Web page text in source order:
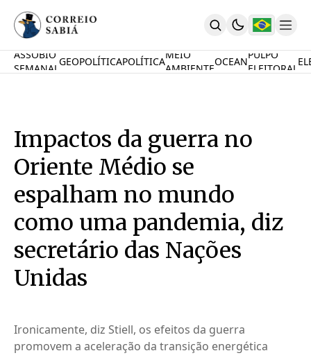
Comunidade
Contrate
Quem Somos
English
Desafio Oceânico
Imposto De Renda
Calcule O Carbono
Calcule A Poupança
PARTICIPE
ASSOBIO
SEMANAL
GEOPOLÍTICAPOLÍTICA
MEIO
AMBIENTE
OCEAN
PULPO
ELEITORAL
Impactos da guerra no
Oriente Médio se
espalham no mundo
como uma pandemia, diz
secretário das Nações
Unidas
Ironicamente, diz Stiell, os efeitos da guerra
promovem a aceleração da transição energética